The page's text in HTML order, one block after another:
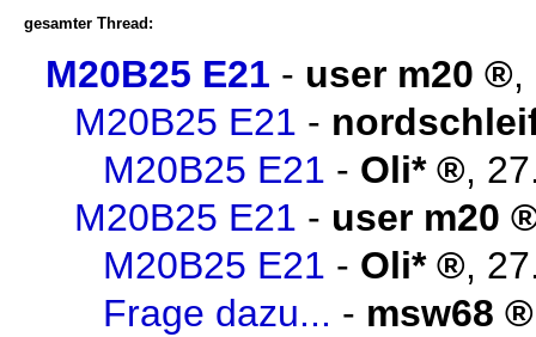
gesamter Thread:
M20B25 E21 - user m20 ,
M20B25 E21 -
M20B25 E21 - Oli* ,
M20B25 E21 - user m20
M20B25 E21 - Oli* ,
Frage dazu... - msw68